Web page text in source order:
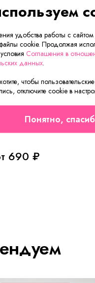
690 ₽
удобства работы с сайтом
cookie. Продолжая
Соглашения в
данных.
чтобы
отключите cookie в
Понятно,